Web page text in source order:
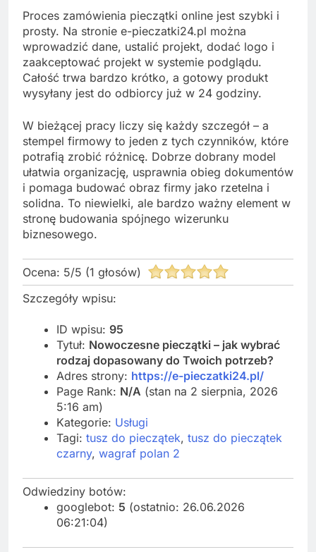
Proces zamówienia pieczątki online jest szybki i
prosty. Na stronie e-pieczatki24.pl można
wprowadzić dane, ustalić projekt, dodać logo i
zaakceptować projekt w systemie podglądu.
Całość trwa bardzo krótko, a gotowy produkt
wysyłany jest do odbiorcy już w 24 godziny.
W bieżącej pracy liczy się każdy szczegół – a
stempel firmowy to jeden z tych czynników, które
potrafią zrobić różnicę. Dobrze dobrany model
ułatwia organizację, usprawnia obieg dokumentów
i pomaga budować obraz firmy jako rzetelna i
solidna. To niewielki, ale bardzo ważny element w
stronę budowania spójnego wizerunku
biznesowego.
Ocena: 5/5 (1 głosów)
Szczegóły wpisu:
ID wpisu: 95
Tytuł: Nowoczesne pieczątki – jak wybrać
rodzaj dopasowany do Twoich potrzeb?
Adres strony: https://e-pieczatki24.pl/
Page Rank: N/A (stan na 2 sierpnia, 2026
5:16 am)
Kategorie: Usługi
Tagi: tusz do pieczątek, tusz do pieczątek
czarny, wagraf polan 2
Odwiedziny botów:
googlebot: 5 (ostatnio: 26.06.2026
06:21:04)